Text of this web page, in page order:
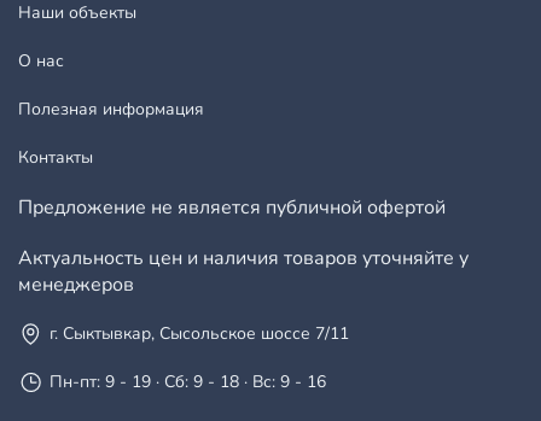
Наши объекты
О нас
Полезная информация
Контакты
Предложение не является публичной офертой
Актуальность цен и наличия товаров уточняйте у
менеджеров
г. Сыктывкар, Сысольское шоссе 7/11
Пн-пт: 9 - 19 · Сб: 9 - 18 · Вс: 9 - 16